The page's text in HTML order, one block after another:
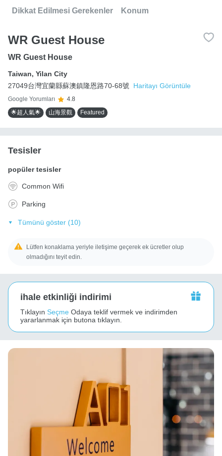
Dikkat Edilmesi Gerekenler Konum
WR Guest House
WR Guest House
Taiwan, Yilan City
27049台灣宜蘭縣蘇澳鎮隆恩路70-68號
Haritayı Görüntüle
Google Yorumları
4.8
🌟超人氣🌟
山海景觀 Featured
Tesisler
popüler tesisler
Common Wifi
Parking
Tümünü göster (10)
Lütfen konaklama yeriyle iletişime geçerek ek ücretler olup
olmadığını teyit edin.
ihale etkinliği indirimi
Tıklayın Seçme Odaya teklif vermek ve indirimden
yararlanmak için butona tıklayın.